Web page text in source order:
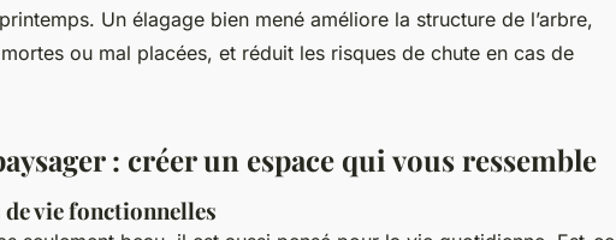
Un élagage bien mené améliore la structure de l’arbre,
ou mal placées, et réduit les risques de chute en cas de
: créer un espace qui vous ressemble
vie fonctionnelles